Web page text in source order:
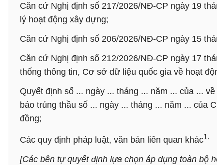
Căn cứ Nghị định số 217/2026/NĐ-CP ngày 19
lý hoạt động xây dựng;
Căn cứ Nghị định số 206/2026/NĐ-CP ngày 15
Căn cứ Nghị định số 212/2026/NĐ-CP ngày 17
thống thông tin, Cơ sở dữ liệu quốc gia về hoạt
Quyết định số ... ngày ... tháng ... năm ... của ...
báo trúng thầu số ... ngày ... tháng ... năm ... của
đồng;
Các quy định pháp luật, văn bản liên quan khác1.
[Các bên tự quyết định lựa chọn áp dụng toàn bộ